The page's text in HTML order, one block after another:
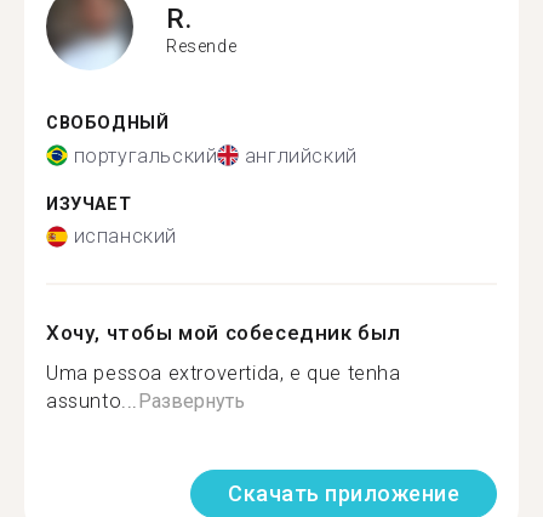
R.
Resende
СВОБОДНЫЙ
португальский английский
ИЗУЧАЕТ
испанский
Хочу, чтобы мой собеседник был
Uma pessoa extrovertida, e que tenha
assunto...Развернуть
Скачать приложение